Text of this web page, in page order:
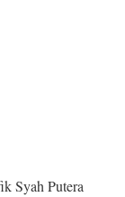
Syah Putera